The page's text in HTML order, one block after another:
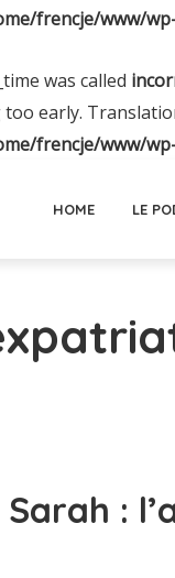
frencje/www/
was called
early.
frencje/www/
HOME LE
: